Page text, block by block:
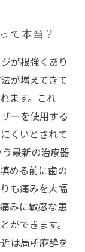
て本当？
が根強くあり
が増えてきて
ます。これ
ーを使用する
くいとされて
最新の治療器
める前に歯の
も痛みを大幅
みに敏感な患
ができます。
は局所麻酔を